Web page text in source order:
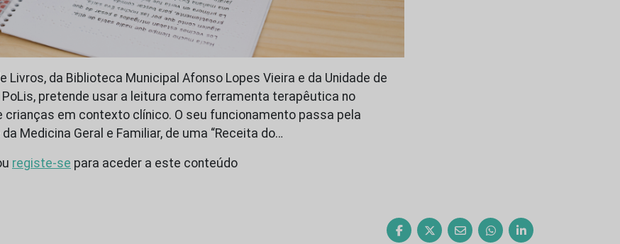
Livros, da Biblioteca Municipal Afonso Lopes Vieira e da Unidade de
PoLis, pretende usar a leitura como ferramenta terapêutica no
crianças em contexto clínico. O seu funcionamento passa pela
Medicina Geral e Familiar, de uma “Receita do…
registe-se para aceder a este conteúdo